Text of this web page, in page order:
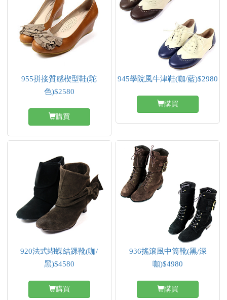
955拼接質感楔型鞋(駝
色)$2580
購買
945學院風牛津鞋(咖/藍)$2980
購買
920法式蝴蝶結踝靴(咖/
黑)$4580
購買
936搖滾風中筒靴(黑/深
咖)$4980
購買